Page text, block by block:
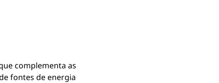
complementa as
fontes de energia